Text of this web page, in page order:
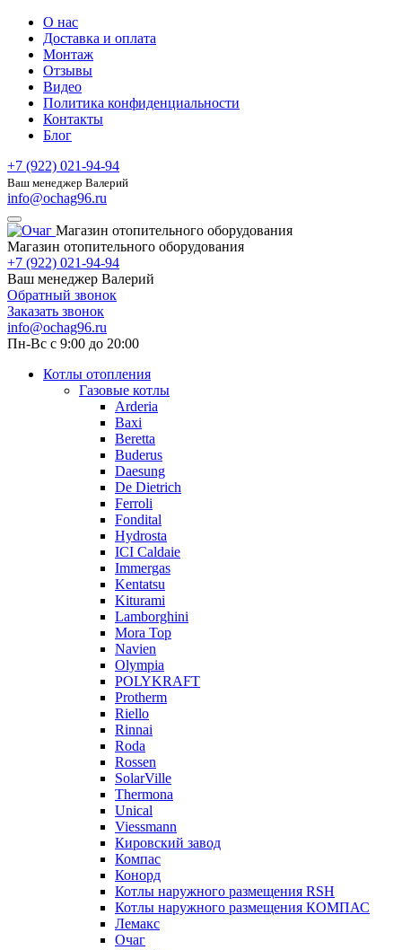
О нас
Доставка и оплата
Монтаж
Отзывы
Видео
Политика конфиденциальности
Контакты
Блог
+7 (922) 021-94-94
Ваш менеджер Валерий
info@ochag96.ru
Магазин отопительного оборудования
Магазин отопительного оборудования
+7 (922) 021-94-94
Ваш менеджер Валерий
Обратный звонок
Заказать звонок
info@ochag96.ru
Пн-Вс с 9:00 до 20:00
Котлы отопления
Газовые котлы
Arderia
Baxi
Beretta
Buderus
Daesung
De Dietrich
Ferroli
Fondital
Hydrosta
ICI Caldaie
Immergas
Kentatsu
Kiturami
Lamborghini
Mora Top
Navien
Olympia
POLYKRAFT
Protherm
Riello
Rinnai
Roda
Rossen
SolarVille
Thermona
Unical
Viessmann
Кировский завод
Компас
Конорд
Котлы наружного размещения RSH
Котлы наружного размещения КОМПАС
Лемакс
Очаг